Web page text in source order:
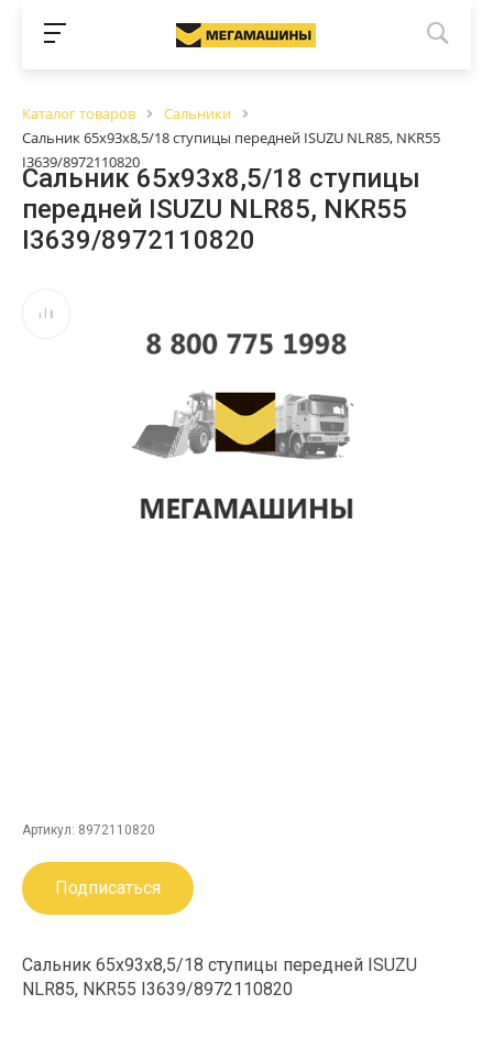
Каталог товаров
Сальники
Сальник 65х93х8,5/18 ступицы передней ISUZU NLR85, NKR55
I3639/8972110820
Сальник 65х93х8,5/18 ступицы
передней ISUZU NLR85, NKR55
I3639/8972110820
Артикул: 8972110820
Подписаться
Сальник 65х93х8,5/18 ступицы передней ISUZU
NLR85, NKR55 I3639/8972110820